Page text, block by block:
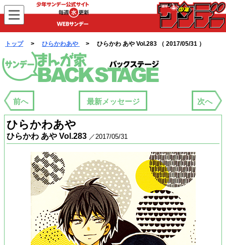
WEBサンデー
トップ> ひらかわあや > ひらかわ あや Vol.283 （ 2017/05/31 ）
まんが家バックステージ
前へ 最新メッセージ 次へ
ひらかわあや
ひらかわ あや Vol.283 ／2017/05/31